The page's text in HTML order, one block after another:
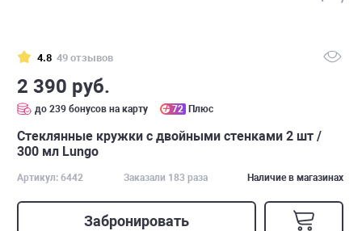
4.8 49 отзывов
2 390 руб.
до 239 бонусов на карту 72 Плюс
Стеклянные кружки с двойными стенками 2 шт /
300 мл Lungo
Артикул: 6442 Заказали 183 раза Наличие в магазинах
Забронировать